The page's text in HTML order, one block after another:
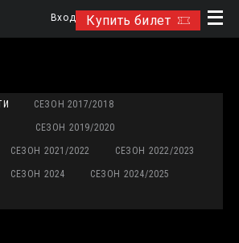
Купить билет
Вход
СЕЗОН 2017/2018
СЕЗОН 2019/2020
СЕЗОН 2021/2022 СЕЗОН 2022/2023
СЕЗОН 2024 СЕЗОН 2024/2025